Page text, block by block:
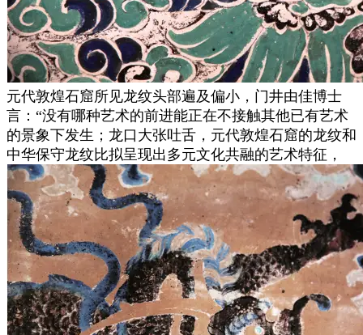
元代敦煌石窟所见龙纹头部遍及偏小，门井由佳博士
言：“没有哪种艺术的前进能正在不接触其他已有艺术
的景象下发生；龙口大张吐舌，元代敦煌石窟的龙纹和
中华保守龙纹比拟呈现出多元文化共融的艺术特征，